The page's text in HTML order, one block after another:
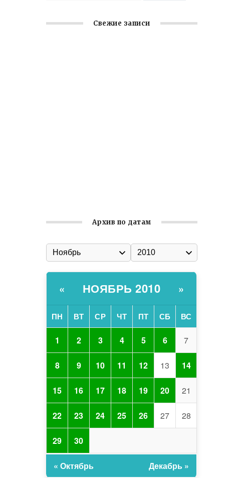
Свежие записи
Архив по датам
« НОЯБРЬ 2010 »
ПН ВТ СР ЧТ ПТ СБ ВС
1 2 3 4 5 6 7
8 9 10 11 12 13 14
15 16 17 18 19 20 21
22 23 24 25 26 27 28
29 30
« Октябрь Декабрь »